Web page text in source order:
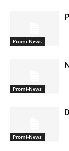
Promi-News
Promi-News
Promi-News